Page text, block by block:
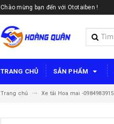
Chào mừng bạn đến với Ototaiben !
TRANG CHỦ SẢN PHẨM
Trang chủ Xe tải Hoa mai -0984983915